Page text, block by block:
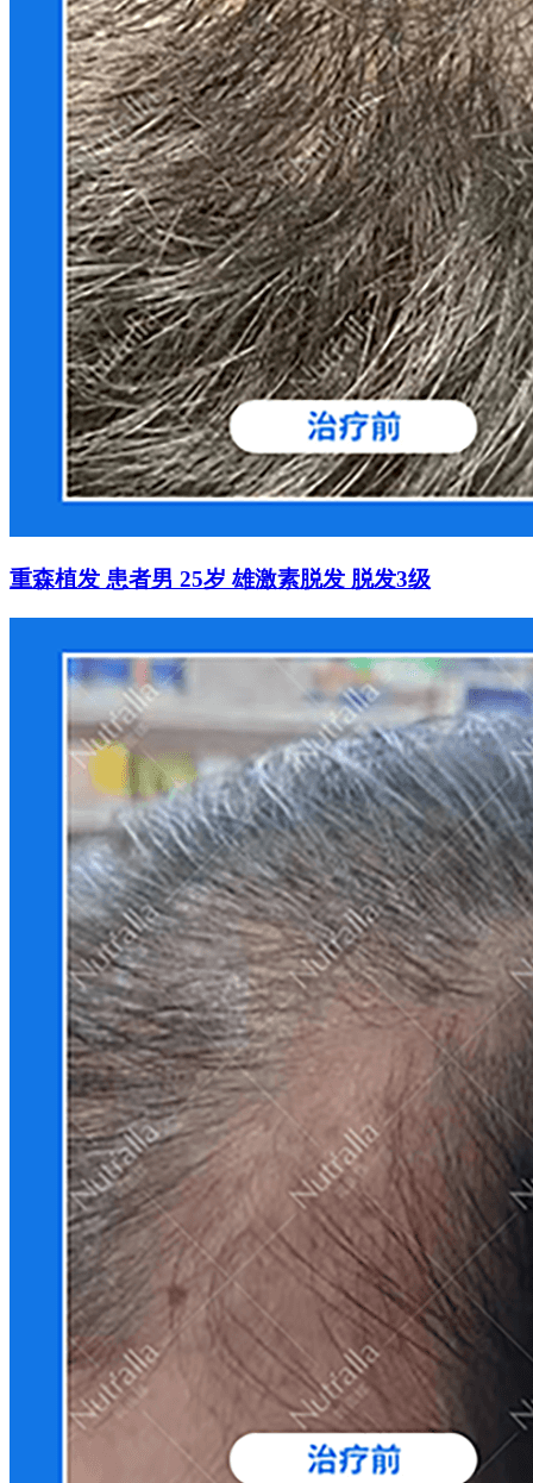
重森植发 患者男 25岁 雄激素脱发 脱发3级